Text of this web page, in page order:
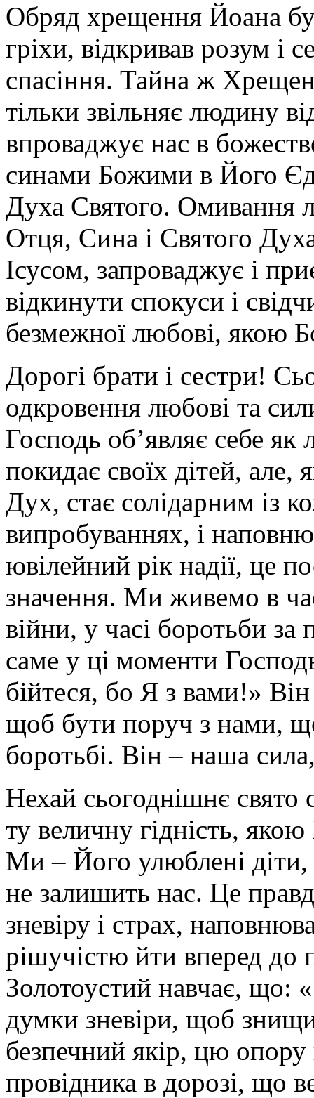
Обряд хрещення Йоана
гріхи, відкривав розум і
спасіння. Тайна ж
тільки звільняє людину
впроваджує нас в
синами Божими в Його
Духа Святого. Омивання
Отця, Сина і Святого
Ісусом, запроваджує і
відкинути спокуси і
безмежної любові, якою
Дорогі брати і сестри!
одкровення любові та
Господь об’являє себе
покидає своїх дітей,
Дух, стає солідарним із
випробуваннях, і
ювілейний рік надії, це
значення. Ми живемо в
війни, у часі боротьби за
саме у ці моменти
бійтеся, бо Я з вами!»
щоб бути поруч з нами,
боротьбі. Він – наша
Нехай сьогоднішнє свято
ту величну гідність,
Ми – Його улюблені
не залишить нас. Це
зневіру і страх,
рішучістю йти вперед до
Золотоустий навчає, що:
думки зневіри, щоб
безпечний якір, цю
провідника в дорозі, що